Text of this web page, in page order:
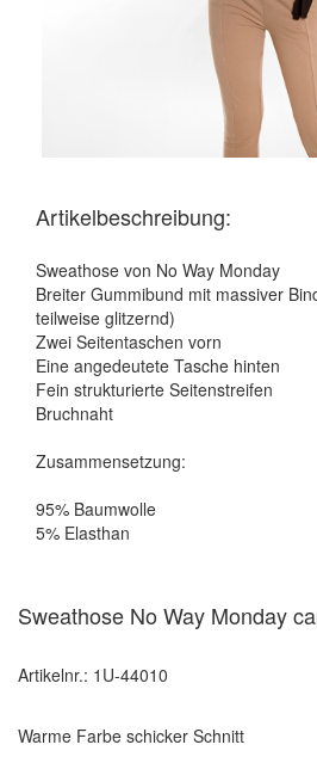
Artikelbeschreibung:
Sweathose von No Way Monday
Breiter Gummibund mit massiver
teilweise glitzernd)
Zwei Seitentaschen vorn
Eine angedeutete Tasche hinten
Fein strukturierte Seitenstreifen
Bruchnaht
Zusammensetzung:
95% Baumwolle
5% Elasthan
Sweathose No Way Monday
Artikelnr.: 1U-44010
Warme Farbe schicker Schnitt